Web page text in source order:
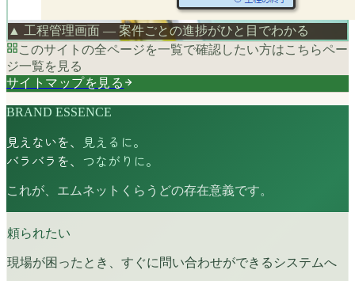
▲ 工程管理画面 — 案件ごとの進捗がひと目でわかる
このサイトの全ページを一覧で確認したい方はこちらペー
ジ一覧を見る
サイトマップを見る
BRAND ESSENCE
見えないを、 見えるに。
バラバラを、 つながりに。
これが、エムネットくらうどの存在意義です。
頼られたい
現場が困ったとき、すぐに問い合わせができるシステムへ